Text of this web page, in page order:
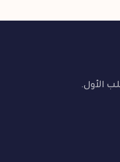
الأول.